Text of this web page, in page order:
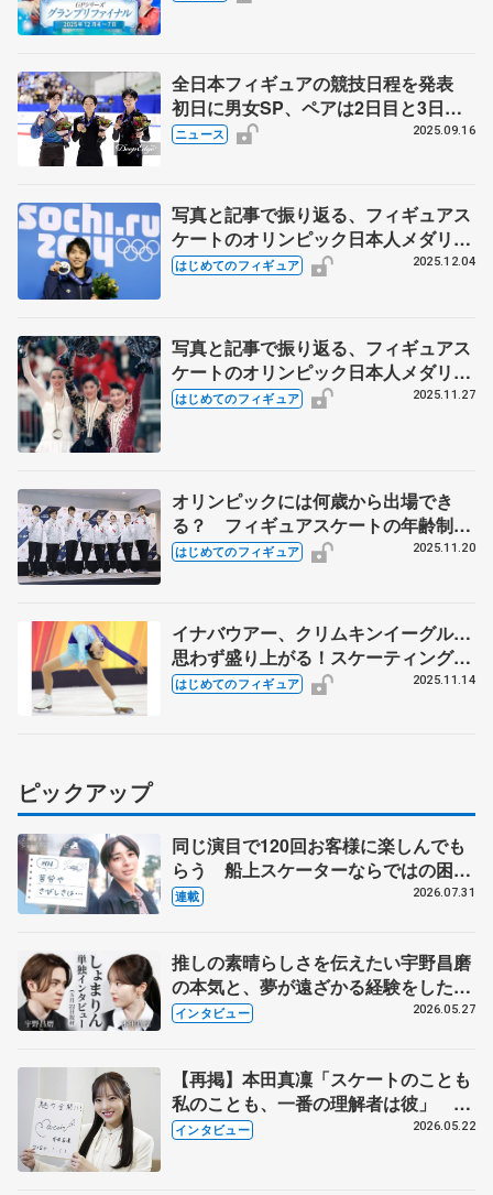
全日本フィギュアの競技日程を発表
初日に男女SP、ペアは2日目と3日
目 オリンピック代表の最終選考会
ニュース 2025.09.16
写真と記事で振り返る、フィギュアス
ケートのオリンピック日本人メダリス
ト【男子シングル編】
はじめてのフィギュア 2025.12.04
写真と記事で振り返る、フィギュアス
ケートのオリンピック日本人メダリス
ト【女子シングル編】
はじめてのフィギュア 2025.11.27
オリンピックには何歳から出場でき
る？ フィギュアスケートの年齢制限
を解説
はじめてのフィギュア 2025.11.20
イナバウアー、クリムキンイーグル…
思わず盛り上がる！スケーティングの
技を解説
はじめてのフィギュア 2025.11.14
ピックアップ
同じ演目で120回お客様に楽しんでも
らう 船上スケーターならではの困難
とは 影響あったPIW前キャプテン松
連載 2026.07.31
推しの素晴らしさを伝えたい宇野昌磨
の本気と、夢が遠ざかる経験をした本
田真凜の覚悟
インタビュー 2026.05.27
【再掲】本田真凜「スケートのことも
私のことも、一番の理解者は彼」 引
退時の単独インタビューで語った競技
インタビュー 2026.05.22